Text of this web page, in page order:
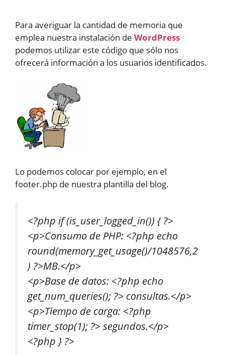
Para averiguar la cantidad de memoria que
emplea nuestra instalación de WordPress
podemos utilizar este código que sólo nos
ofrecerá información a los usuarios identificados.
Lo podemos colocar por ejemplo, en el
footer.php de nuestra plantilla del blog.
<?php if (is_user_logged_in()) { ?>
<p>Consumo de PHP: <?php echo
round(memory_get_usage()/1048576,2
) ?>MB.</p>
<p>Base de datos: <?php echo
get_num_queries(); ?> consultas.</p>
<p>Tiempo de carga: <?php
timer_stop(1); ?> segundos.</p>
<?php } ?>